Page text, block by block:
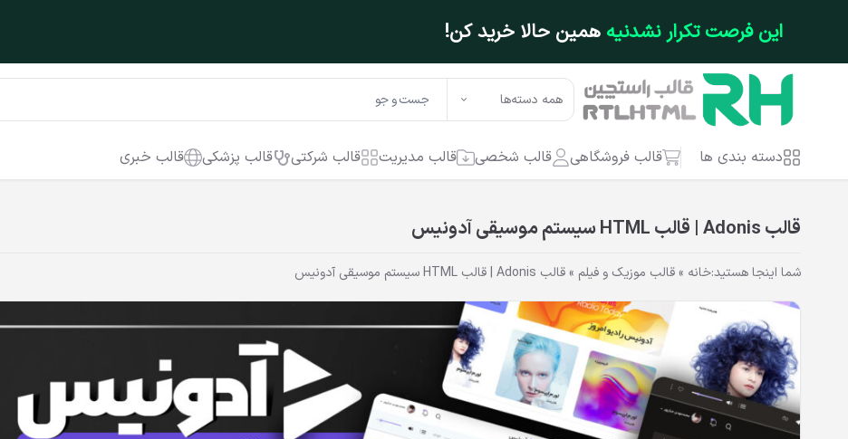
این فرصت تکرار نشدنیه همین حالا خرید کن!
همه دسته‌ها
دسته بندی ها قالب فروشگاهی قالب شخصی قالب مدیریت قالب شرکتی قالب پزشکی قالب خبری
قالب Adonis | قالب HTML سیستم موسیقی آدونیس
شما اینجا هستید:خانه »قالب موزیک و فیلم »قالب Adonis | قالب HTML سیستم موسیقی آدونیس